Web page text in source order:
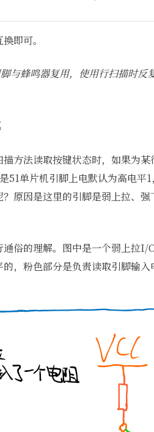
即可。
与蜂鸣器复用，使用行扫描时
方法读取按键状态时，如果为
51单片机引脚上电默认为高电
原因是这里的引脚是弱上拉、
俗的理解。图中是一个弱上拉
，粉色部分是负责读取引脚输入